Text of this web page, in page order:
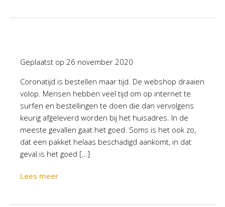
Geplaatst op 26 november 2020
Coronatijd is bestellen maar tijd. De webshop draaien
volop. Mensen hebben veel tijd om op internet te
surfen en bestellingen te doen die dan vervolgens
keurig afgeleverd worden bij het huisadres. In de
meeste gevallen gaat het goed. Soms is het ook zo,
dat een pakket helaas beschadigd aankomt, in dat
geval is het goed […]
Lees meer